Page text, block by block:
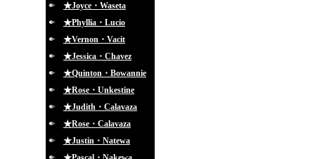
★Joyce・Waseta
★Phyllia・Lucio
★Vernon・Vacit
★Jessica・Chavez
★Quinton・Bowannie
★Rose・Unkestine
★Judith・Calavaza
★Rose・Calavaza
★Justin・Natewa